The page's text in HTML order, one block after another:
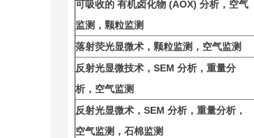
可吸收的 有机卤化物 (AOX) 分析，空气
监测，颗粒监测
落射荧光显微术，颗粒监测，空气监测
反射光显微技术， SEM 分析，重量分
析，空气监测
反射光显微术， SEM 分析，重量分析，
空气监测，石棉监测